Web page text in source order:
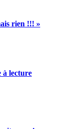
rien !!! »
à lecture